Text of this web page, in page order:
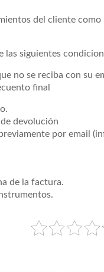
del cliente
las siguientes
no se reciba con su
final
devolución
por email
de la factura.